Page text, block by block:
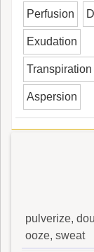
Perfusion
Exudation
Transpiration
Aspersion
pulverize,
ooze, sweat